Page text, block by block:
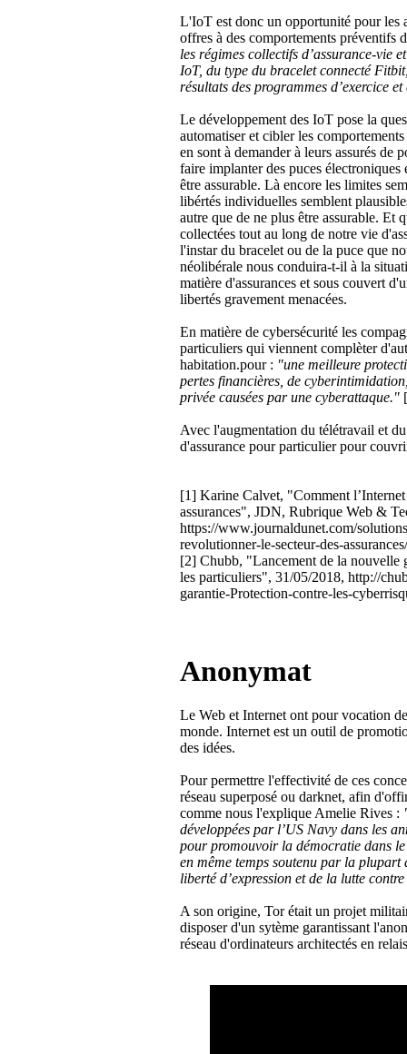
L'IoT est donc un opportunité pour les
offres à des comportements préventifs
les régimes collectifs d’assurance-vie
IoT, du type du bracelet connecté
résultats des programmes d’exercice
Le développement des IoT pose la
automatiser et cibler les
en sont à demander à leurs assurés de
faire implanter des puces
être assurable. Là encore les limites
libértés individuelles semblent
autre que de ne plus être assurable. Et
collectées tout au long de notre vie
l'instar du bracelet ou de la puce que
néolibérale nous conduira-t-il à la
matière d'assurances et sous couvert
libertés gravement menacées.
En matière de cybersécurité les
particuliers qui viennent complèter
habitation.pour : "une meilleure
pertes financières, de
privée causées par une cyberattaque."
Avec l'augmentation du télétravail et
d'assurance pour particulier pour
[1] Karine Calvet, "Comment
assurances", JDN, Rubrique Web &
https://www.journaldunet.com/
revolutionner-le-secteur-des-assurances/
[2] Chubb, "Lancement de la nouvelle
les particuliers", 31/05/2018, http://
garantie-Protection-contre-les-
Anonymat
Le Web et Internet ont pour vocation
monde. Internet est un outil de
des idées.
Pour permettre l'effectivité de ces
réseau superposé ou darknet, afin
comme nous l'explique Amelie Rives :
développées par l’US Navy dans les
pour promouvoir la démocratie dans
en même temps soutenu par la plupart
liberté d’expression et de la lutte
A son origine, Tor était un projet
disposer d'un sytème garantissant
réseau d'ordinateurs architectés en